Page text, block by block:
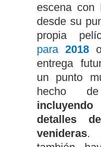
escena con
desde su
propia
para2018
entrega
un punto
hecho
detalles
venideras.